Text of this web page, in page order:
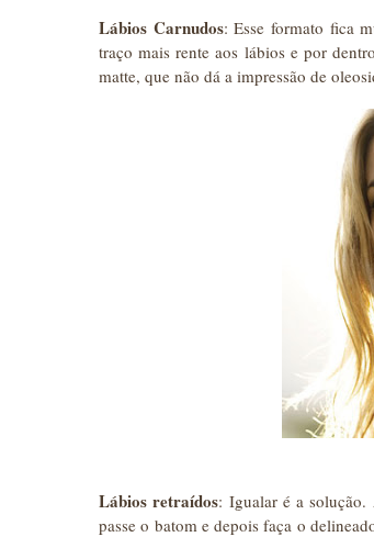
Lábios Carnudos: Esse formato fica
traço mais rente aos lábios e por
matte, que não dá a impressão de
Lábios retraídos: Igualar é a solução.
passe o batom e depois faça o